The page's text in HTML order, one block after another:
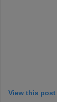
View this